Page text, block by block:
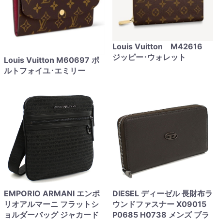
Louis Vuitton M60697 ポ
ルトフォイユ･エミリー
Louis Vuitton M42616
ジッピー･ウォレット
EMPORIO ARMANI エンポ
リオアルマーニ フラットシ
ョルダーバッグ ジャカード
DIESEL ディーゼル 長財布ラ
ウンドファスナー X09015
P0685 H0738 メンズ ブラ